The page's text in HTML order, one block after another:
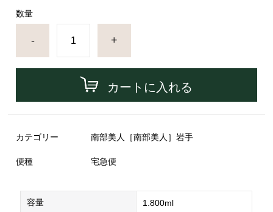
数量
- +
カートに入れる
カテゴリー 南部美人［南部美人］岩手
便種 宅急便
容量 1.800ml